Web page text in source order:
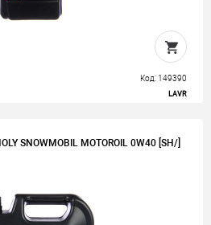
Код: 149390
LAVR
SNOWMOBIL MOTOROIL 0W40 [SH/]